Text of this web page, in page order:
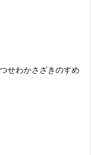
せわかさざきのすめ